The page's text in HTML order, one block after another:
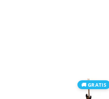
🚚 GRATIS